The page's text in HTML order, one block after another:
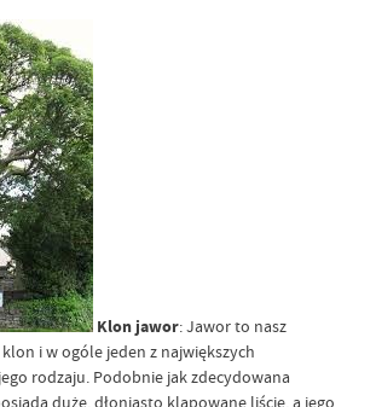
Klon jawor: Jawor to nasz
i w ogóle jeden z największych
rodzaju. Podobnie jak zdecydowana
duże, dłoniasto klapowane liście, a jego